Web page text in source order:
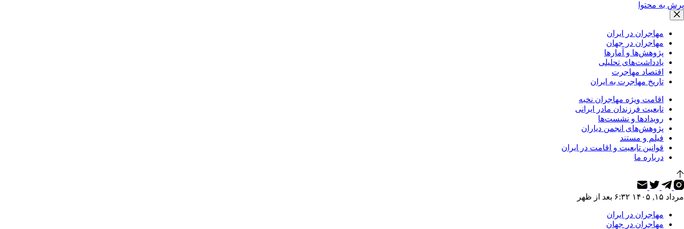
پرش به محتوا
مهاجران در ایران
مهاجران در جهان
پژوهش‌ها و آمارها
یادداشت‌های تحلیلی
اقتصاد مهاجرت
تاریخ مهاجرت به ایران
اقامت ویژه مهاجران نخبه
تابعیت فرزندان مادر ایرانی
رویدادها و نشست‌ها
پژوهش‌های انجمن دیاران
فیلم و مستند
قوانین تابعیت و اقامت در ایران
درباره ما
مرداد ۱۵, ۱۴۰۵ ۶:۳۲ بعد از ظهر
مهاجران در ایران
مهاجران در جهان